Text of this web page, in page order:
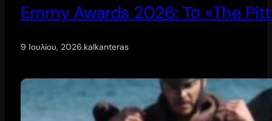
Emmy Awards 2026: Το «The
9 Ιουλίου, 2026.kalkanteras